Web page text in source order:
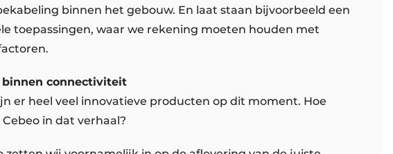
binnen het gebouw. En laat staan bijvoorbeeld een
toepassingen, waar we rekening moeten houden met
binnen connectiviteit
er heel veel innovatieve producten op dit moment. Hoe
in dat verhaal?